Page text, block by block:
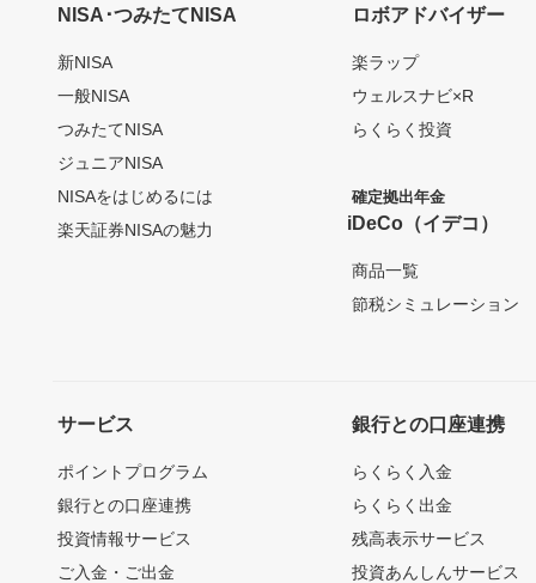
NISA･つみたてNISA
新NISA
一般NISA
つみたてNISA
ジュニアNISA
NISAをはじめるには
楽天証券NISAの魅力
ロボアドバイザー
楽ラップ
ウェルスナビ×R
らくらく投資
確定拠出年金
iDeCo（イデコ）
商品一覧
節税シミュレーション
サービス
ポイントプログラム
銀行との口座連携
投資情報サービス
ご入金・ご出金
銀行との口座連携
らくらく入金
らくらく出金
残高表示サービス
投資あんしんサービス